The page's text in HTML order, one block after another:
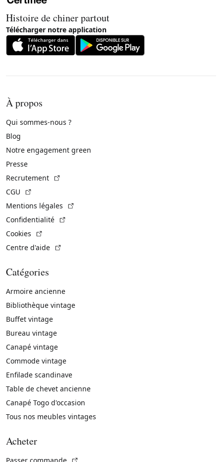
Histoire de chiner partout
Télécharger notre application
À propos
Qui sommes-nous ?
Blog
Notre engagement green
Presse
Recrutement
CGU
Mentions légales
Confidentialité
Cookies
Centre d'aide
Catégories
Armoire ancienne
Bibliothèque vintage
Buffet vintage
Bureau vintage
Canapé vintage
Commode vintage
Enfilade scandinave
Table de chevet ancienne
Canapé Togo d'occasion
Tous nos meubles vintages
Acheter